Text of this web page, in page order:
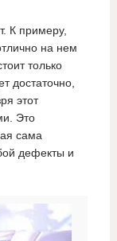
К примеру,
на нем
только
достаточно,
этот
Это
сама
дефекты и